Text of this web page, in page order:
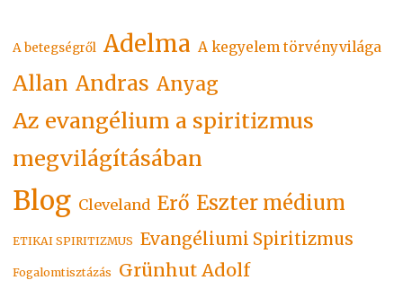
törvényvilága
A betegségről Adelma A kegyelem törvényvilága
Allan Andras Anyag
Az evangélium a spiritizmus
megvilágításában
Blog Cleveland Erő Eszter médium
ETIKAI SPIRITIZMUS Evangéliumi Spiritizmus
Fogalomtisztázás Grünhut Adolf